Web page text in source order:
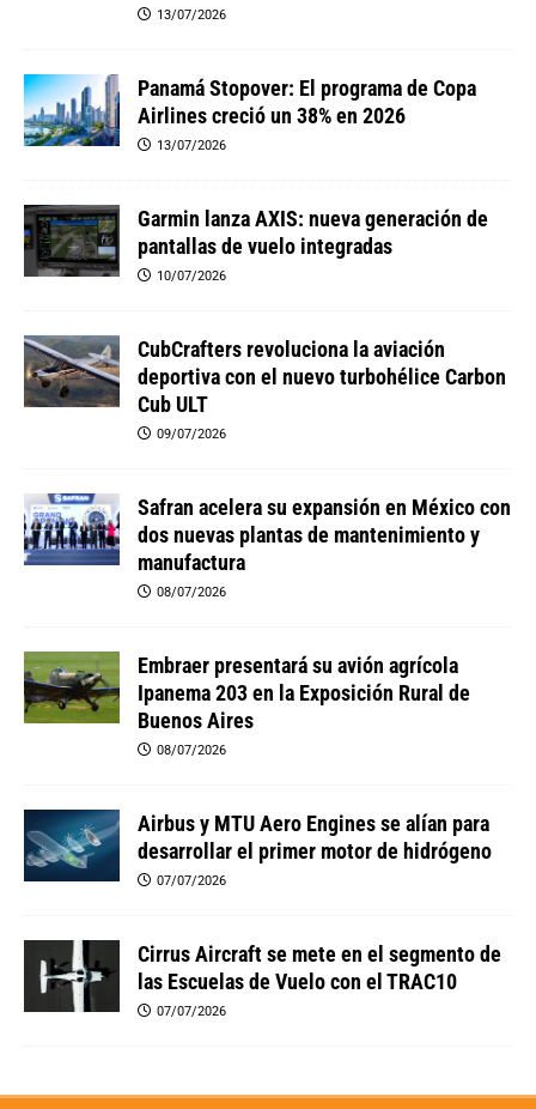
13/07/2026
Panamá Stopover: El programa de Copa
Airlines creció un 38% en 2026
13/07/2026
Garmin lanza AXIS: nueva generación de
pantallas de vuelo integradas
10/07/2026
CubCrafters revoluciona la aviación
deportiva con el nuevo turbohélice Carbon
Cub ULT
09/07/2026
Safran acelera su expansión en México con
dos nuevas plantas de mantenimiento y
manufactura
08/07/2026
Embraer presentará su avión agrícola
Ipanema 203 en la Exposición Rural de
Buenos Aires
08/07/2026
Airbus y MTU Aero Engines se alían para
desarrollar el primer motor de hidrógeno
07/07/2026
Cirrus Aircraft se mete en el segmento de
las Escuelas de Vuelo con el TRAC10
07/07/2026